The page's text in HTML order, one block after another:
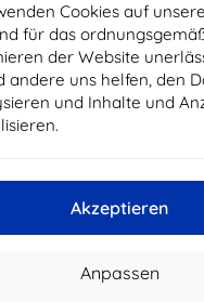
Cookies auf
für das
der Website
andere uns helfen, den
und Inhalte und
Akzeptieren
Anpassen
€
€
5.